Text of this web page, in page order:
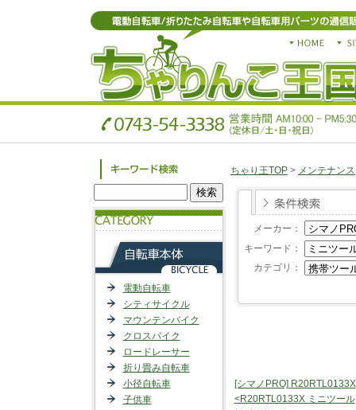
電動自転車
シティサイクル
マウンテンバイク
クロスバイク
ロードレーサー
折り畳み自転車
小径自転車
子供車
ちゃり王TOP > メンテナンス
メーカー：
キーワード：
カテゴリ：
[シマノPRO] R20RTL0133X
<R20RTL0133X ミニツール